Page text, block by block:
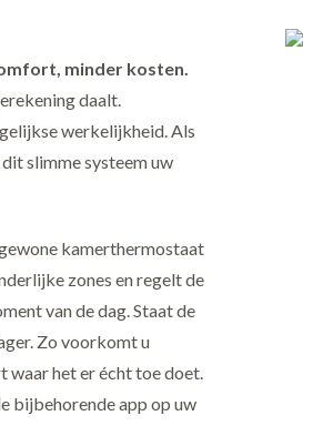
minder kosten.
daalt.
werkelijkheid. Als
dit slimme systeemuw
kamerthermostaat
zones en regelt de
van de dag. Staat de
Zo voorkomt u
waar het er écht toe doet.
bijbehorende app op uw